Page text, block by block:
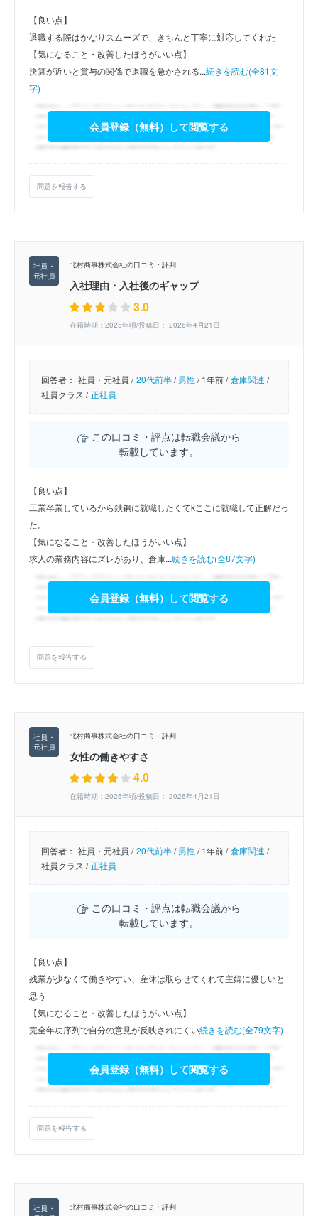
【良い点】
退職する際はかなりスムーズで、きちんと丁寧に対応してくれた
【気になること・改善したほうがいい点】
決算が近いと賞与の関係で退職を急かされる...続きを読む(全81文
字)
会員登録（無料）して閲覧する
問題を報告する
北村商事株式会社の口コミ・評判
入社理由・入社後のギャップ
3.0
在籍時期：2025年頃/投稿日： 2026年4月21日
回答者： 社員・元社員 / 20代前半/男性/1年前 / 倉庫関連 /
社員クラス / 正社員
この口コミ・評点は転職会議から
転載しています。
【良い点】
工業卒業しているから鉄鋼に就職したくてkここに就職して正解だっ
た。
【気になること・改善したほうがいい点】
求人の業務内容にズレがあり、倉庫...続きを読む(全87文字)
会員登録（無料）して閲覧する
問題を報告する
北村商事株式会社の口コミ・評判
女性の働きやすさ
4.0
在籍時期：2025年頃/投稿日： 2026年4月21日
回答者： 社員・元社員 / 20代前半/男性/1年前 / 倉庫関連 /
社員クラス / 正社員
この口コミ・評点は転職会議から
転載しています。
【良い点】
残業が少なくて働きやすい、産休は取らせてくれて主婦に優しいと
思う
【気になること・改善したほうがいい点】
完全年功序列で自分の意見が反映されにくい続きを読む(全79文字)
会員登録（無料）して閲覧する
問題を報告する
北村商事株式会社の口コミ・評判